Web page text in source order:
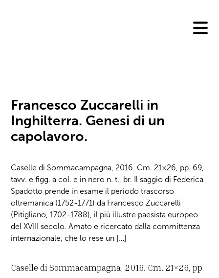
Francesco Zuccarelli in
Inghilterra. Genesi di un
capolavoro.
Caselle di Sommacampagna, 2016. Cm. 21×26, pp. 69,
tavv. e figg. a col. e in nero n. t., br. Il saggio di Federica
Spadotto prende in esame il periodo trascorso
oltremanica (1752-1771) da Francesco Zuccarelli
(Pitigliano, 1702-1788), il più illustre paesista europeo
del XVIII secolo. Amato e ricercato dalla committenza
internazionale, che lo rese un […]
Caselle di Sommacampagna, 2016. Cm. 21×26, pp.